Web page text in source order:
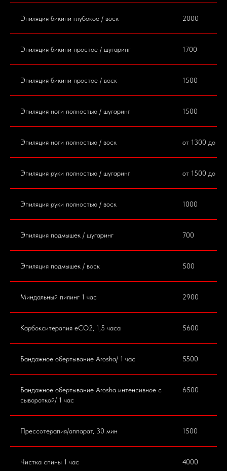
Эпиляция бикини глубокое / воск 2000
Эпиляция бикини простое / шугаринг 1700
Эпиляция бикини простое / воск 1500
Эпиляция ноги полностью / шугаринг 1500
Эпиляция ноги полностью / воск от 1300 до
Эпиляция руки полностью / шугаринг от 1500 до
Эпиляция руки полностью / воск 1000
Эпиляция подмышек / шугаринг 700
Эпиляция подмышек / воск 500
Миндальный пилинг 1 час 2900
Карбокситерапия eCO2, 1,5 часа 5600
Бандажное обертывание Arosha/ 1 час 5500
Бандажное обертывание Arosha интенсивное с
сывороткой/ 1 час
6500
Прессотерапия/аппарат, 30 мин 1500
Чистка спины 1 час 4000